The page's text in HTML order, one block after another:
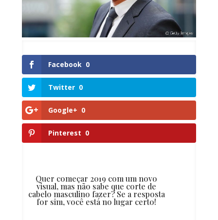
Facebook 0
Twitter 0
Google+ 0
Pinterest 0
Quer começar 2019 com um novo
visual, mas não sabe que corte de
cabelo masculino fazer? Se a resposta
for sim, você está no lugar certo!